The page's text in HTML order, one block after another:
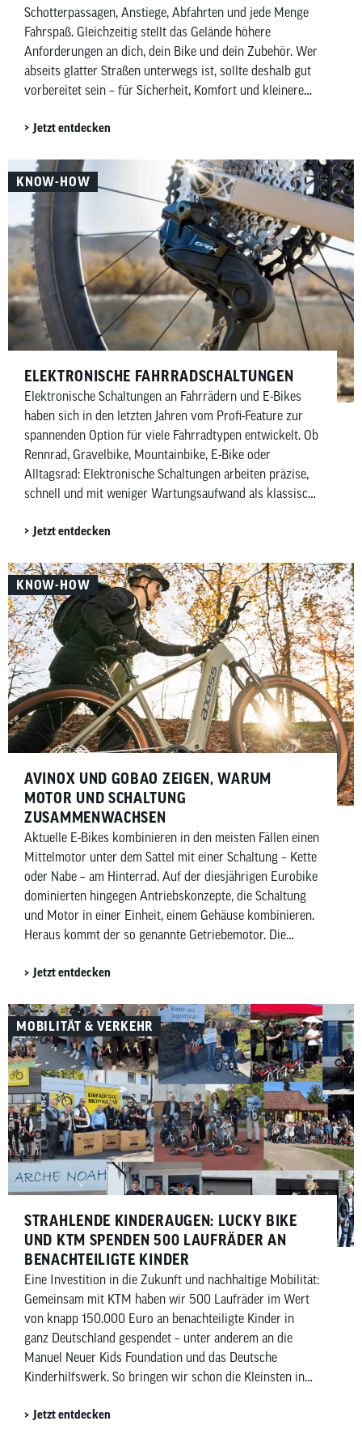
Schotterpassagen, Anstiege, Abfahrten und jede Menge
Fahrspaß. Gleichzeitig stellt das Gelände höhere
Anforderungen an dich, dein Bike und dein Zubehör. Wer
abseits glatter Straßen unterwegs ist, sollte deshalb gut
vorbereitet sein – für Sicherheit, Komfort und kleinere
welches Mountainbike-Zubehör wirklich sinnvoll ist –
Bike sowie Wartung und Pflege.
Jetzt entdecken
KNOW-HOW
ELEKTRONISCHE FAHRRADSCHALTUNGEN
Elektronische Schaltungen an Fahrrädern und E-Bikes
haben sich in den letzten Jahren vom Profi-Feature zur
spannenden Option für viele Fahrradtypen entwickelt. Ob
Rennrad, Gravelbike, Mountainbike, E-Bike oder
Alltagsrad: Elektronische Schaltungen arbeiten präzise,
schnell und mit weniger Wartungsaufwand als klassische
(Digital Integrated Intelligence) und SRAM mit AXS
unterschiedlichen Ansätzen. Während Shimano
elektronische Ketten- und Nabenschaltungen anbietet,
konzentriert sich SRAM vor allem auf kabellose
elektronische Kettenschaltungen. In diesem Artikel
zeigen wir dir, welche elektronischen Schaltungen es von
Shimano und SRAM gibt, wofür und für wen sie sich
eignen und worin sich die beiden Hersteller
unterscheiden.
Jetzt entdecken
KNOW-HOW
AVINOX UND GOBAO ZEIGEN, WARUM
MOTOR UND SCHALTUNG
ZUSAMMENWACHSEN
Aktuelle E-Bikes kombinieren in den meisten Fällen einen
Mittelmotor unter dem Sattel mit einer Schaltung – Kette
oder Nabe – am Hinterrad. Auf der diesjährigen Eurobike
dominierten hingegen Antriebskonzepte, die Schaltung
und Motor in einer Einheit, einem Gehäuse kombinieren.
Heraus kommt der so genannte Getriebemotor. Die
Getriebemotoren vorgestellt, die etablierte Anbieter wie
wollen.
Jetzt entdecken
MOBILITÄT & VERKEHR
STRAHLENDE KINDERAUGEN: LUCKY BIKE
UND KTM SPENDEN 500 LAUFRÄDER AN
BENACHTEILIGTE KINDER
Eine Investition in die Zukunft und nachhaltige Mobilität:
Gemeinsam mit KTM haben wir 500 Laufräder im Wert
von knapp 150.000 Euro an benachteiligte Kinder in
ganz Deutschland gespendet – unter anderem an die
Manuel Neuer Kids Foundation und das Deutsche
Kinderhilfswerk. So bringen wir schon die Kleinsten in
Jetzt entdecken